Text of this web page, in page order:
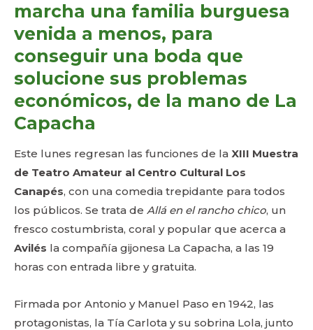
marcha una familia burguesa
venida a menos, para
conseguir una boda que
solucione sus problemas
económicos, de la mano de La
Capacha
Este lunes regresan las funciones de la XIII Muestra
de Teatro Amateur al Centro Cultural Los
Canapés, con una comedia trepidante para todos
los públicos. Se trata de Allá en el rancho chico, un
fresco costumbrista, coral y popular que acerca a
Avilés la compañía gijonesa La Capacha, a las 19
horas con entrada libre y gratuita.
Firmada por Antonio y Manuel Paso en 1942, las
protagonistas, la Tía Carlota y su sobrina Lola, junto